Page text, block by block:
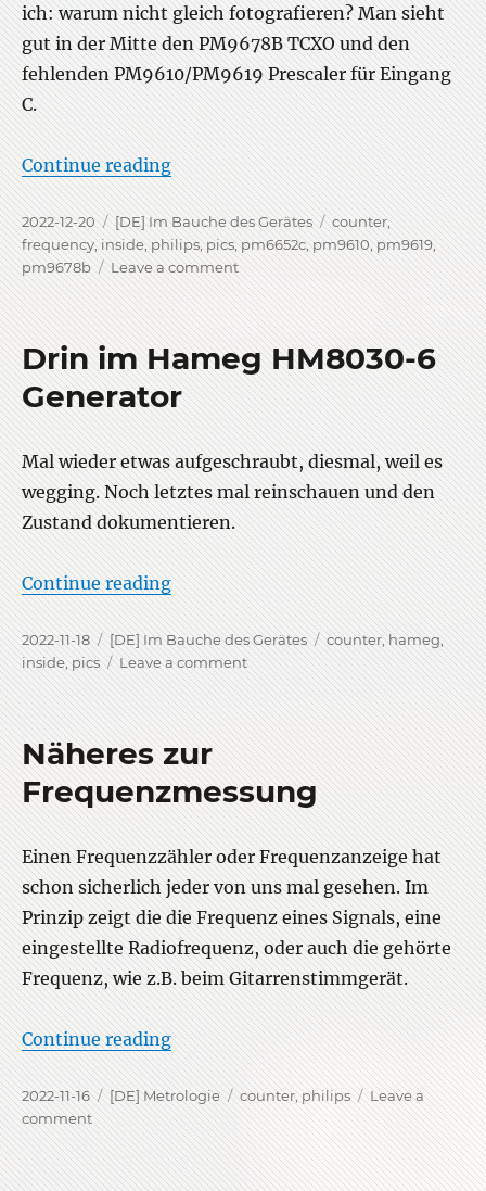
ich: warum nicht gleich fotografieren? Man sieht
gut in der Mitte den PM9678B TCXO und den
fehlenden PM9610/PM9619 Prescaler für Eingang
C.
Continue reading“Drin im Philips PM6652C Zähler”
Posted
on
2022-12-20 Categories
[DE] Im Bauche des Gerätes Tags
counter,
frequency inside philips,pics,pm6652c pm9610,pm9619,
pm9678b
Leave a commenton
Drin
im
Philips
PM6652C
Zähler
Drin im Hameg HM8030-6
Generator
Mal wieder etwas aufgeschraubt, diesmal, weil es
wegging. Noch letztes mal reinschauen und den
Zustand dokumentieren.
Continue reading“Drin im Hameg HM8030-6
Posted
on
2022-11-18 Categories
[DE] Im Bauche des Gerätes Tags
counter hameg
inside pics Leave a commenton
im
HM8030-
6
Generator
Näheres zur
Frequenzmessung
Einen Frequenzzähler oder Frequenzanzeige hat
schon sicherlich jeder von uns mal gesehen. Im
Prinzip zeigt die die Frequenz eines Signals, eine
eingestellte Radiofrequenz, oder auch die gehörte
Frequenz, wie z.B. beim Gitarrenstimmgerät.
Continue reading“Näheres zur Frequenzmessung”
Posted
on
2022-11-16 Categories
[DE] Metrologie Tags
counter,philips
Leave a
commenton
Näheres
zur
Frequenzmessung